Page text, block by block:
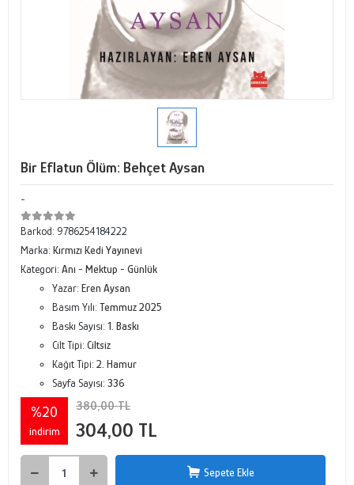
Bir Eflatun Ölüm: Behçet Aysan
-
Barkod: 9786254184222
Marka: Kırmızı Kedi Yayınevi
Kategori: Anı - Mektup - Günlük
Yazar: Eren Aysan
Basım Yılı: Temmuz 2025
Baskı Sayısı: 1. Baskı
Cilt Tipi: Ciltsiz
Kağıt Tipi: 2. Hamur
Sayfa Sayısı: 336
%20
indirim
380,00 TL
304,00 TL
Sepete Ekle